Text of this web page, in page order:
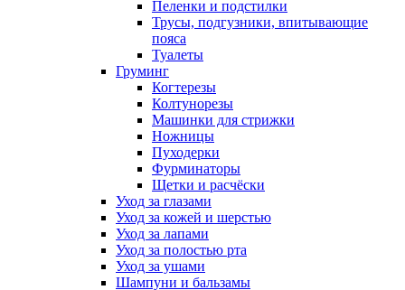
Пеленки и подстилки
Трусы, подгузники, впитывающие
пояса
Туалеты
Груминг
Когтерезы
Колтунорезы
Машинки для стрижки
Ножницы
Пуходерки
Фурминаторы
Щетки и расчёски
Уход за глазами
Уход за кожей и шерстью
Уход за лапами
Уход за полостью рта
Уход за ушами
Шампуни и бальзамы